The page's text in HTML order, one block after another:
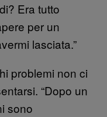
Era tutto
per un
lasciata.”
problemi non ci
“Dopo un
sono